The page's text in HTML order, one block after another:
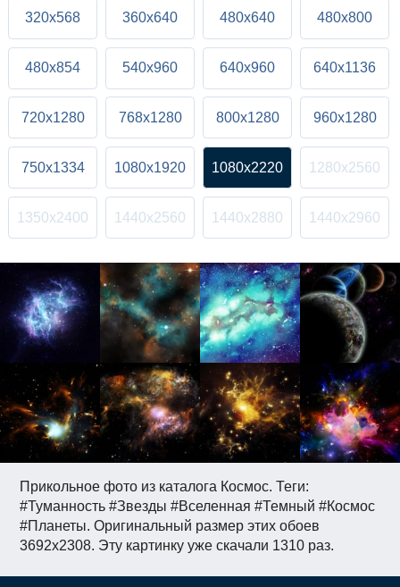
Прикольное фото из каталога Космос. Теги:
#Туманность #Звезды #Вселенная #Темный #Космос
#Планеты. Оригинальный размер этих обоев
3692x2308. Эту картинку уже скачали 1310 раз.
320x568 360x640 480x640 480x800
480x854 540x960 640x960 640x1136
720x1280 768x1280 800x1280 960x1280
750x1334 1080x1920 1080x2220 1280x2560
1350x2400 1440x2560 1440x2880 1440x2960